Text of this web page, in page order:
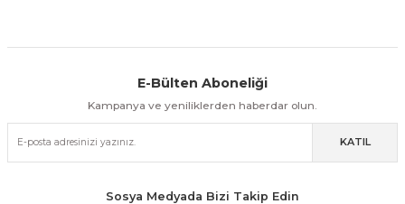
Kolay İade & Değişim Güvenli Alışveriş
Güvenli Paketleme Taksit / Havale İle Alışveriş Kolay İade & Değişim
E-Bülten Aboneliği
Kampanya ve yeniliklerden haberdar olun.
KATIL
Sosya Medyada Bizi Takip Edin